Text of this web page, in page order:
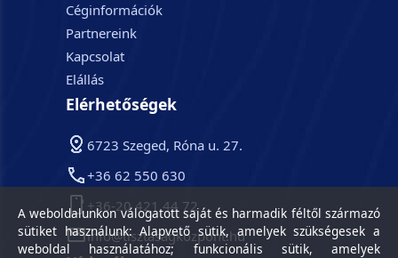
Céginformációk
Partnereink
Kapcsolat
Elállás
Elérhetőségek
6723 Szeged, Róna u. 27.
+36 62 550 630
+36-20 421 44 72
info@tisztasagkozpont.hu
A weboldalunkon válogatott saját és harmadik féltől származó
sütiket használunk: Alapvető sütik, amelyek szükségesek a
weboldal használatához; funkcionális sütik, amelyek